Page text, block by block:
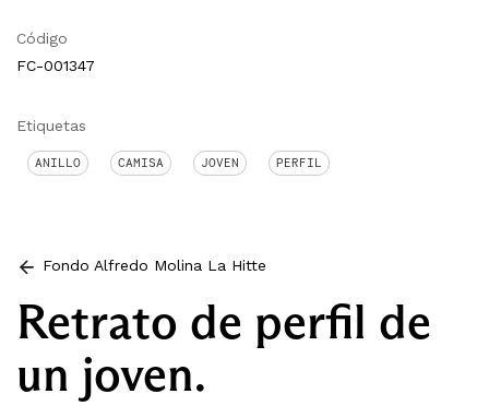
Código
FC-001347
Etiquetas
ANILLO CAMISA JOVEN PERFIL
Fondo Alfredo Molina La Hitte
Retrato de perfil de
un joven.